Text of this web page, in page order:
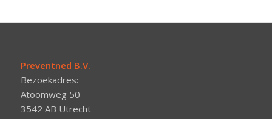
Preventned B.V.
Bezoekadres:
Atoomweg 50
3542 AB Utrecht